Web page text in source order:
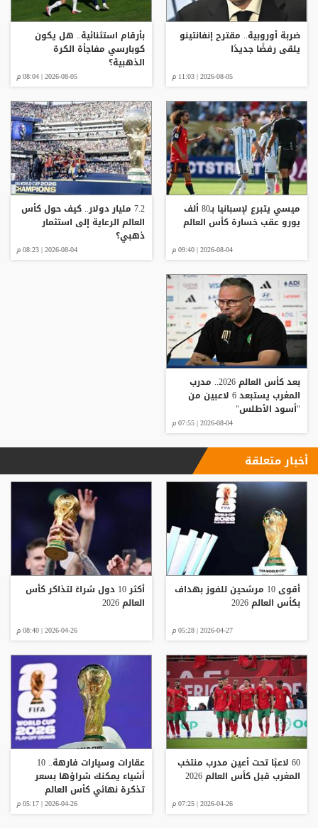
ضربة أوروبية.. مقترح إنفانتينو
يلقى رفضًا جديدًا
2026-08-05 | 11:03 م
بأرقام استثنائية.. هل يكون
كوبارسي مفاجأة الكرة
الذهبية؟
2026-08-05 | 08:04 م
ميسي يتبرع لإسبانيا بـ80 ألف
يورو عقب خسارة كأس العالم
2026-08-04 | 09:40 م
7.2 مليار دولار.. كيف حول كأس
العالم الرعاية إلى استثمار
ذهبي؟
2026-08-04 | 08:23 م
بعد كأس العالم 2026.. مدرب
المغرب يستبعد 6 لاعبين من
"أسود الأطلس"
2026-08-04 | 07:55 م
أخبار متعلقة
أقوى 10 مرشحين للفوز بهداف
بكأس العالم 2026
2026-04-27 | 05:28 م
أكثر 10 دول شراءً لتذاكر كأس
العالم 2026
2026-04-26 | 08:40 م
60 لاعبًا تحت أعين مدرب منتخب
المغرب قبل كأس العالم 2026
2026-04-26 | 07:25 م
عقارات وسيارات فارهة.. 10
أشياء يمكنك شراؤها بسعر
تذكرة نهائي كأس العالم
2026-04-26 | 05:17 م